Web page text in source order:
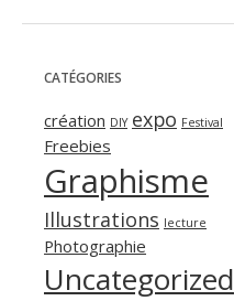
CATÉGORIES
création DIY expo Festival
Freebies
Graphisme
Illustrations lecture
Photographie
Uncategorized